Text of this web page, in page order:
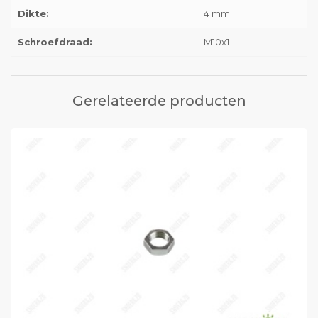
Dikte: 4 mm
Schroefdraad: M10x1
Gerelateerde producten